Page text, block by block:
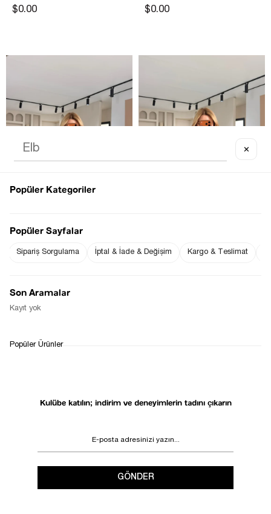
$0.00 $0.00
PREMIUM SERI BISIKLET YAKA
PREMIUM SERI BISIKLET YAKA
Kulübe katılın; indirim ve deneyimlerin tadını çıkarın
GÖNDER
✕
Popüler Kategoriler
Popüler Sayfalar
Sipariş Sorgulama İptal & İade & Değişim Kargo & Teslimat
Son Aramalar
Kayıt yok
Popüler Ürünler